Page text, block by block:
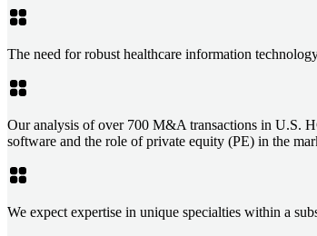
The need for robust healthcare information
Our analysis of over 700 M&A transactions in U.S.
software and the role of private equity (PE) in the
We expect expertise in unique specialties within a